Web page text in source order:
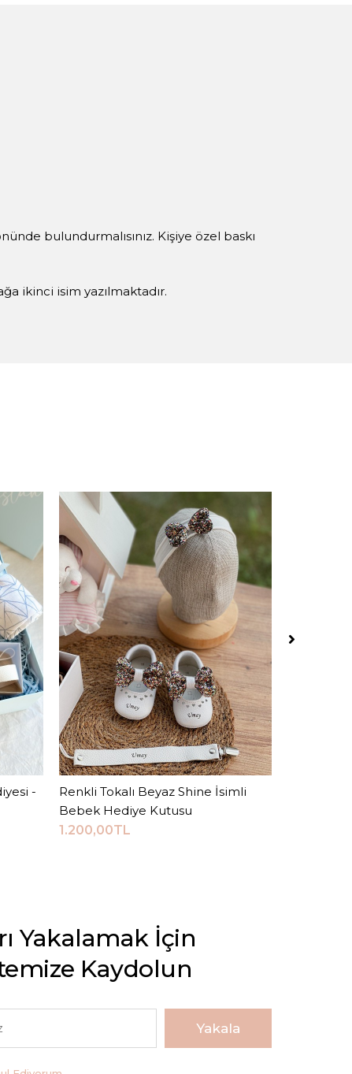
bulundurmalısınız. Kişiye özel baskı
ikinci isim yazılmaktadır.
-
Sepete Ekle
Renkli Tokalı Beyaz Shine İsimli
Bebek Hediye Kutusu
1.200,00TL
Yakalamak İçin
Kaydolun
Yakala